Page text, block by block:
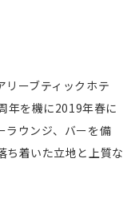
リーブティックホテ
年を機に2019年春に
ラウンジ、バーを備
ち着いた立地と上質な